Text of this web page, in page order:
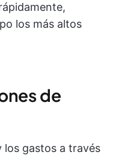
los más altos
de
los gastos a través